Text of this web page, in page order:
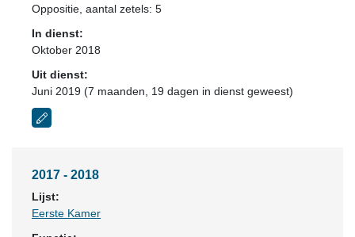
Oppositie , aantal zetels: 5
In dienst:
Oktober 2018
Uit dienst:
Juni 2019 (7 maanden, 19 dagen in dienst geweest)
2017 - 2018
Lijst:
Eerste Kamer